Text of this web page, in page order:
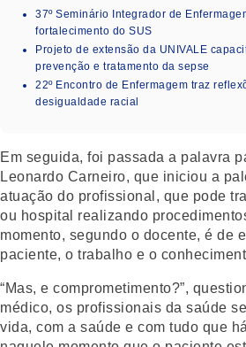
37º Seminário Integrador de
fortalecimento do SUS
Projeto de extensão da UNIVALE
prevenção e tratamento da sepse
22º Encontro de Enfermagem traz
desigualdade racial
Em seguida, foi passada a palavra
Leonardo Carneiro, que iniciou a
atuação do profissional, que pode
ou hospital realizando
momento, segundo o docente, é de
paciente, o trabalho e o
“Mas, e comprometimento?”,
médico, os profissionais da saúde
vida, com a saúde e com tudo que